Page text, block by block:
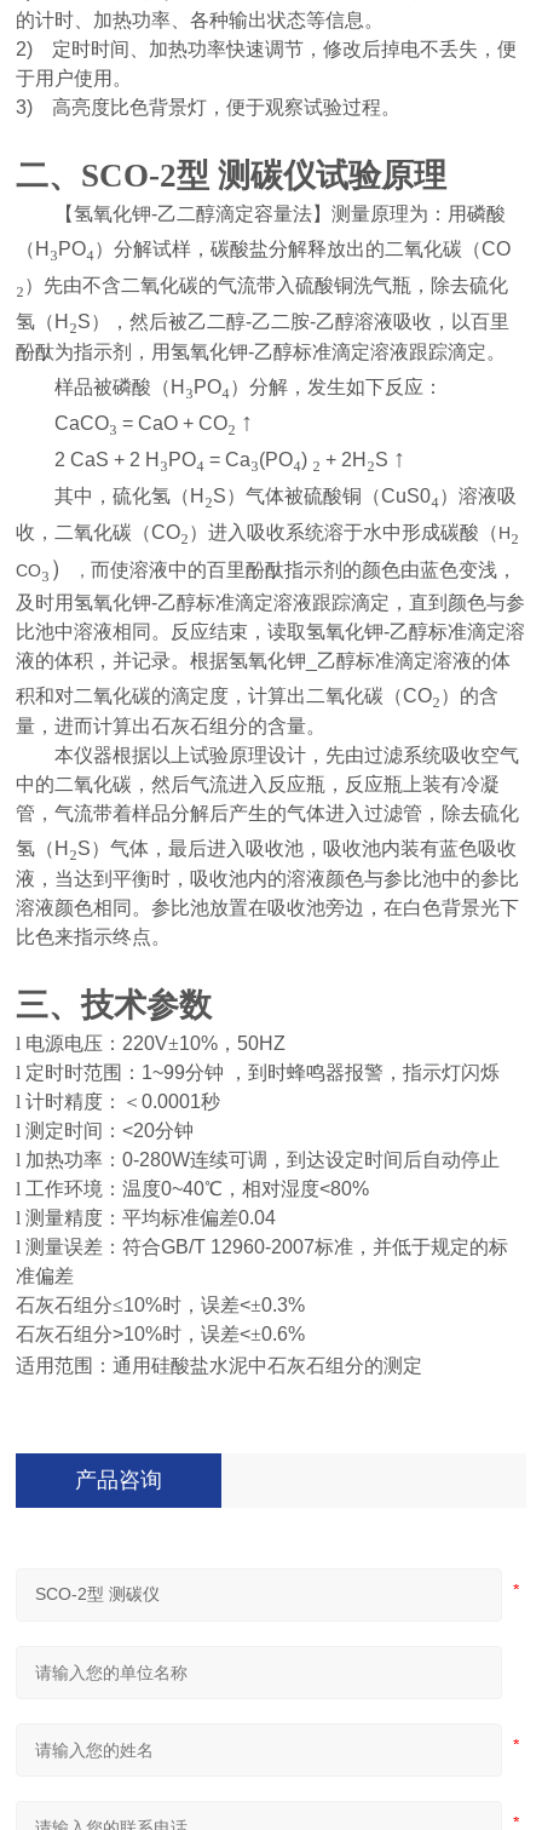
的计时、加热功率、各种输出状态等信息。
2)
定时时间、加热功率快速调节，修改后掉电不丢失，便
于用户使用。
3)
高亮度比色背景灯，便于观察试验过程。
二、 SCO-2型 测碳仪试验原理
【氢氧化钾-乙二醇滴定容量法】测量原理为：用磷酸
（ H ₃PO₄）分解试样，碳酸盐分解释放出的二氧化碳（CO
₂）先由不含二氧化碳的气流带入硫酸铜洗气瓶，除去硫化
氢（ H ₂S），然后被乙二醇-乙二胺-乙醇溶液吸收，以百里
酚酞为指示剂，用氢氧化钾-乙醇标准滴定溶液跟踪滴定。
样品被磷酸（ H ₃PO₄）分解，发生如下反应：
CaCO₃ = CaO + CO₂ ↑
2 CaS + 2 H ₃PO₄ = Ca₃(PO₄) ₂ + 2H ₂S ↑
其中，硫化氢（ H ₂S）气体被硫酸铜（CuS0₄）溶液吸
收，二氧化碳（CO₂）进入吸收系统溶于水中形成碳酸（H₂
CO₃） ， 而使溶液中的百里酚酞指示剂的颜色由蓝色变浅，
及时用氢氧化钾-乙醇标准滴定溶液跟踪滴定，直到颜色与参
比池中溶液相同。反应结束，读取氢氧化钾-乙醇标准滴定溶
液的体积，并记录。根据氢氧化钾
乙醇标准滴定溶液的体
积和对二氧化碳的滴定度，计算出二氧化碳（CO₂）的含
量，进而计算出石灰石组分的含量。
本仪器根据以上试验原理设计，先由过滤系统吸收空气
中的二氧化碳，然后气流进入反应瓶，反应瓶上装有冷凝
管，气流带着样品分解后产生的气体进入过滤管，除去硫化
氢（ H ₂S）气体，最后进入吸收池，吸收池内装有蓝色吸收
液，当达到平衡时，吸收池内的溶液颜色与参比池中的参比
溶液颜色相同。参比池放置在吸收池旁边，在白色背景光下
比色来指示终点。
三、技术参数
l 电源电压： 220V±10% ， 50HZ
l 定时时范围： 1~99分钟
，到时蜂鸣器报警，指示灯闪烁
l 计时精度：＜0.0001秒
l 测定时间：<20分钟
l 加热功率：0-280W连续可调，到达设定时间后自动停止
l 工作环境：温度0~40℃，相对湿度<80%
l 测量精度：平均标准偏差0.04
l 测量误差：符合GB/T 12960-2007标准，并低于规定的标
准偏差
石灰石组分≤10%时，误差<±0.3%
石灰石组分>10%时，误差<±0.6%
适用范围：通用硅酸盐水泥中石灰石组分的测定
产品咨询